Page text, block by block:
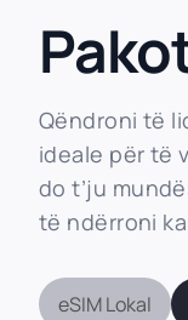
Qëndroni të
ideale për të
do t’ju
të ndërroni
eSIM Lokal